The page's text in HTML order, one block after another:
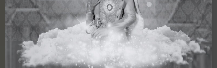
ดูภาพกิจกรรมอื่นๆ ในปี
2562
กิจกรรมถัดไป
›